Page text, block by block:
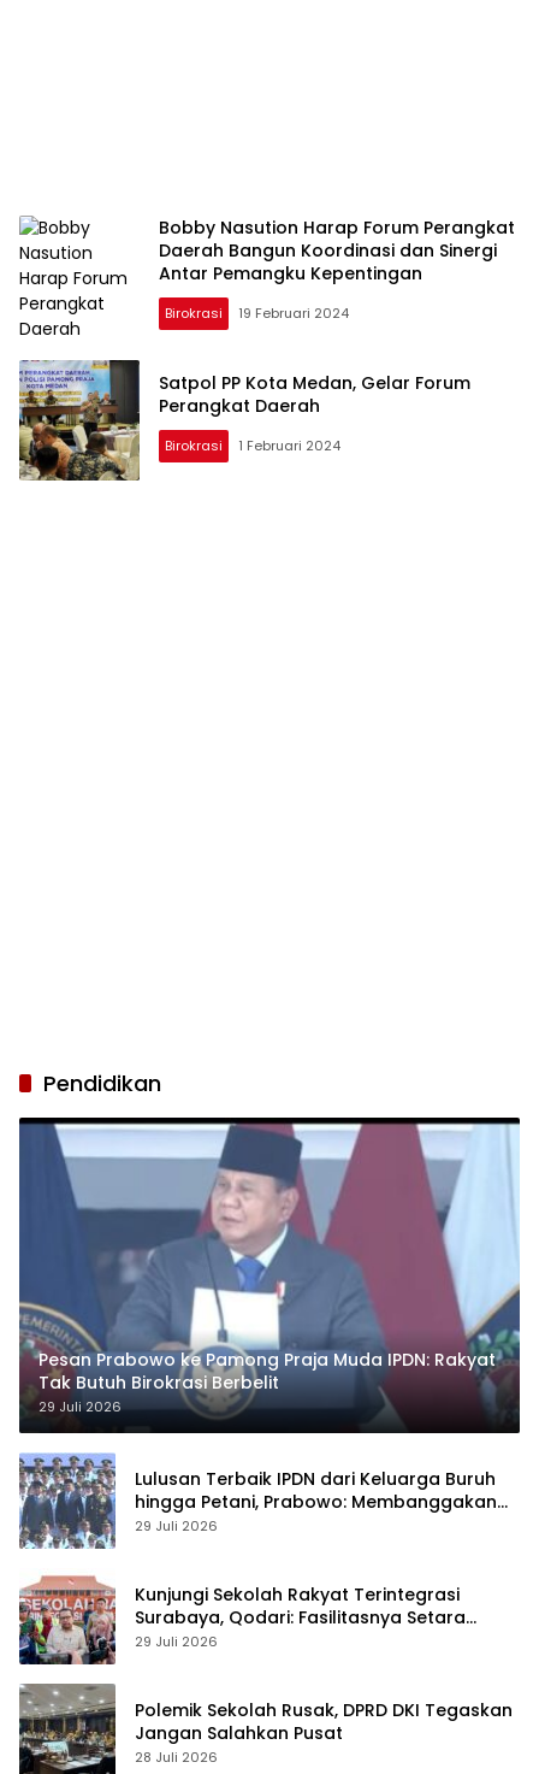
Bobby Nasution Harap Forum Perangkat
Daerah Bangun Koordinasi dan Sinergi
Antar Pemangku Kepentingan
Birokrasi 19 Februari 2024
Satpol PP Kota Medan, Gelar Forum
Perangkat Daerah
Birokrasi 1 Februari 2024
Pendidikan
Pesan Prabowo ke Pamong Praja Muda IPDN: Rakyat
Tak Butuh Birokrasi Berbelit
29 Juli 2026
Lulusan Terbaik IPDN dari Keluarga Buruh
hingga Petani, Prabowo: Membanggakan
Hati Saya
29 Juli 2026
Kunjungi Sekolah Rakyat Terintegrasi
Surabaya, Qodari: Fasilitasnya Setara
Sekolah Swasta Terbaik
29 Juli 2026
Polemik Sekolah Rusak, DPRD DKI Tegaskan
Jangan Salahkan Pusat
28 Juli 2026